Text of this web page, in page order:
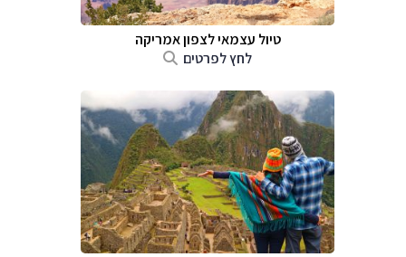
טיול עצמאי לצפון אמריקה
לחץ לפרטים